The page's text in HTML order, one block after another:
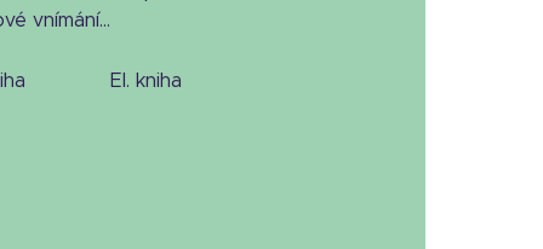
vnímání...
el. kniha